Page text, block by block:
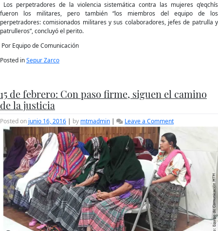
Los perpetradores de la violencia sistemática contra las mujeres q’eqchís
fueron los militares, pero también “los miembros del equipo de los
perpetradores: comisionados militares y sus colaboradores, jefes de patrulla y
patrulleros”, concluyó el perito.
Por Equipo de Comunicación
Posted inSepur Zarco
15 de febrero: Con paso firme, siguen el camino
de la justicia
Posted on junio 16, 2016 | by mtmadmin | Leave a Commenton
15
de
febrero:
Con
paso
firme,
siguen
el
camino
de
la
justicia